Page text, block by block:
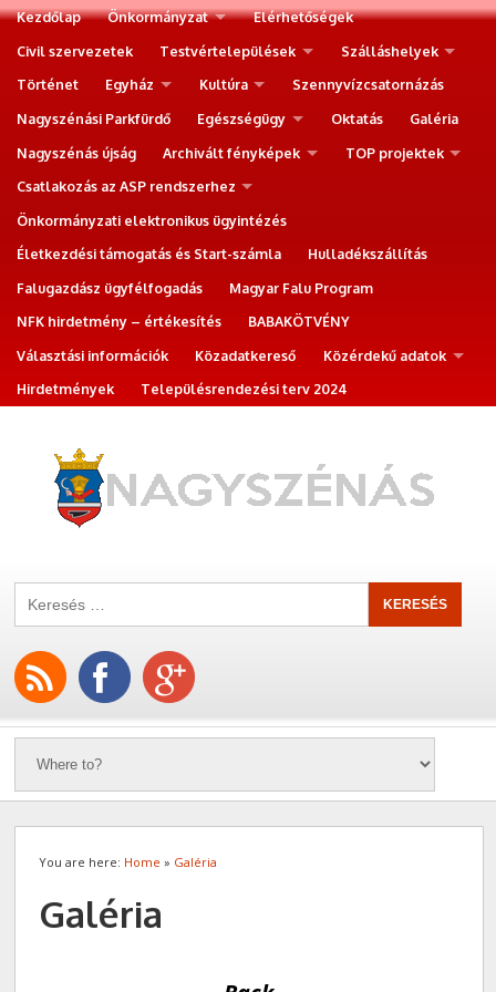
Kezdőlap Önkormányzat
Elérhetőségek
Civil szervezetek
Testvértelepülések
Szálláshelyek
Történet
Egyház Kultúra
Szennyvízcsatornázás
Nagyszénási Parkfürdő
Egészségügy Oktatás
Galéria
Nagyszénás újság
Archivált fényképek
TOP projektek
Csatlakozás az ASP rendszerhez
Önkormányzati elektronikus ügyintézés
Életkezdési támogatás és Start-számla
Hulladékszállítás
Falugazdász ügyfélfogadás
Magyar Falu Program
NFK hirdetmény – értékesítés
BABAKÖTVÉNY
Választási információk
Közadatkereső
Közérdekű adatok
Hirdetmények
Településrendezési terv 2024
You are here: Home » Galéria
Galéria